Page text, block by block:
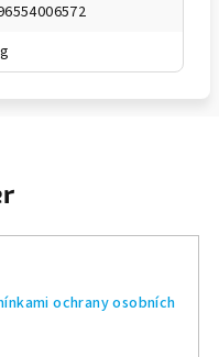
ochrany osobních